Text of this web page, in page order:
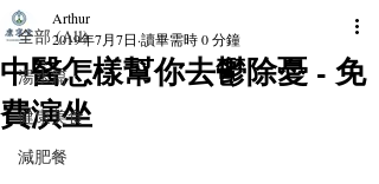
全部 (All)
湯水篇
健康美食
減肥餐
中醫怎樣幫你去鬱除憂 - 免
費演坐
Arthur
2019年7月7日 讀畢需時 0 分鐘